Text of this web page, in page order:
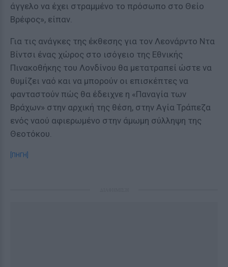
άγγελο να έχει στραμμένο το πρόσωπο στο Θείο
Βρέφος», είπαν.
Για τις ανάγκες της έκθεσης για τον Λεονάρντο Ντα
Βίντσι ένας χώρος στο ισόγειο της Εθνικής
Πινακοθήκης του Λονδίνου θα μετατραπεί ώστε να
θυμίζει ναό και να μπορούν οι επισκέπτες να
φανταστούν πώς θα έδειχνε η «Παναγία των
Βράχων» στην αρχική της θέση, στην Αγία Τράπεζα
ενός ναού αφιερωμένο στην άμωμη σύλληψη της
Θεοτόκου.
[ΠΗΓΗ]